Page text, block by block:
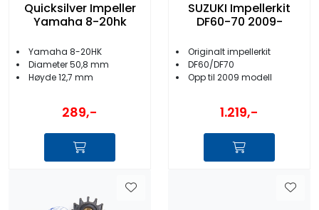
Quicksilver Impeller
Yamaha 8-20hk
Yamaha 8-20HK
Diameter 50,8 mm
Høyde 12,7 mm
289,-
SUZUKI Impellerkit
DF60-70 2009-
Originalt impellerkit
DF60/DF70
Opp til 2009 modell
1.219,-